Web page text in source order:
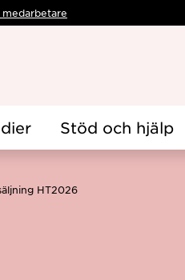
medarbetare
Stöd och hjälp
HT2026